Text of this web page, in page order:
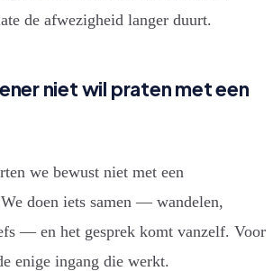
de afwezigheid langer duurt.
niet wil praten met een
we bewust niet met een
doen iets samen — wandelen,
— en het gesprek komt vanzelf. Voor
enige ingang die werkt.